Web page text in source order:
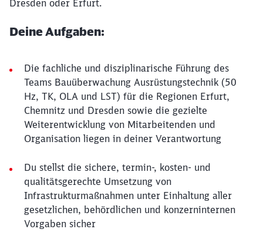
Dresden oder Erfurt.
Deine Aufgaben:
Die fachliche und disziplinarische Führung des
Teams Bauüberwachung Ausrüstungstechnik (50
Hz, TK, OLA und LST) für die Regionen Erfurt,
Chemnitz und Dresden sowie die gezielte
Weiterentwicklung von Mitarbeitenden und
Organisation liegen in deiner Verantwortung
Du stellst die sichere, termin-, kosten- und
qualitätsgerechte Umsetzung von
Infrastrukturmaßnahmen unter Einhaltung aller
gesetzlichen, behördlichen und konzerninternen
Vorgaben sicher